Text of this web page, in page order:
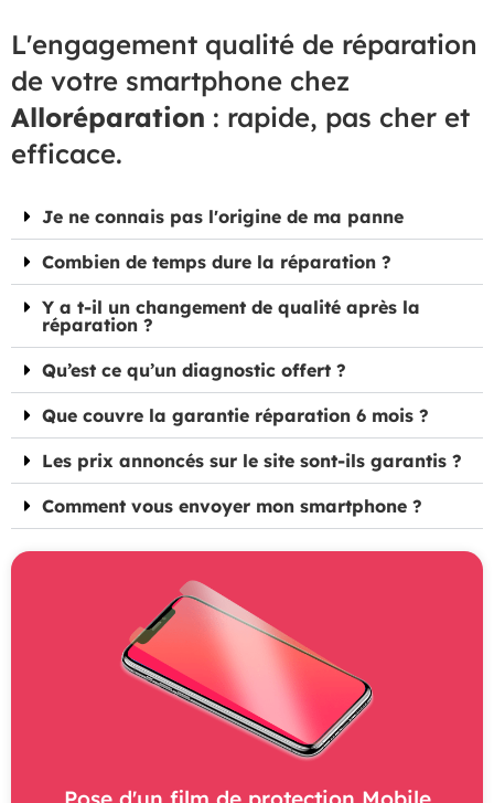
L'engagement qualité de réparation
de votre smartphone chez
Alloréparation : rapide, pas cher et
efficace.
Je ne connais pas l'origine de ma panne
Combien de temps dure la réparation ?
Y a t-il un changement de qualité après la
réparation ?
Qu’est ce qu’un diagnostic offert ?
Que couvre la garantie réparation 6 mois ?
Les prix annoncés sur le site sont-ils garantis ?
Comment vous envoyer mon smartphone ?